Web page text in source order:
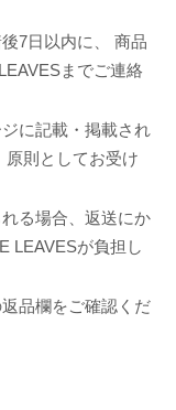
7日以内に、 商品
までご連絡
に記載・掲載され
原則としてお受け
る場合、返送にか
LEAVESが負担し
品欄をご確認くだ